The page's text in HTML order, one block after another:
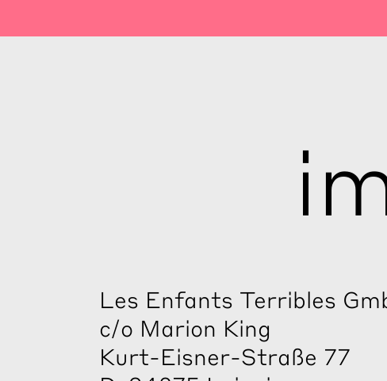
Les Enfants Terribles
c/o Marion King
Kurt-Eisner-Straße 77